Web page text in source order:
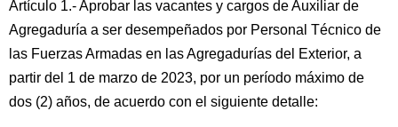
Artículo 1.- Aprobar las vacantes y cargos de Auxiliar de
Agregaduría a ser desempeñados por Personal Técnico de
las Fuerzas Armadas en las Agregadurías del Exterior, a
partir del 1 de marzo de 2023, por un período máximo de
dos (2) años, de acuerdo con el siguiente detalle: